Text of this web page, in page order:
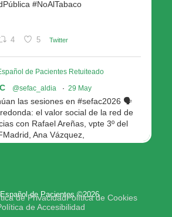
#NoAlTabaco
4 5 Twitter
de Pacientes Retuiteado
@sefac_aldia · 29 May
las sesiones en #sefac2026 🗣️
el valor social de la red de
con Rafael Areñas, vpte 3º del
Ana Vázquez,
Galicia, Antón Acevedo, d
4 4 Twitter
de Pacientes ©2026
de PrivacidadPolítica de Cookies
de Accesibilidad